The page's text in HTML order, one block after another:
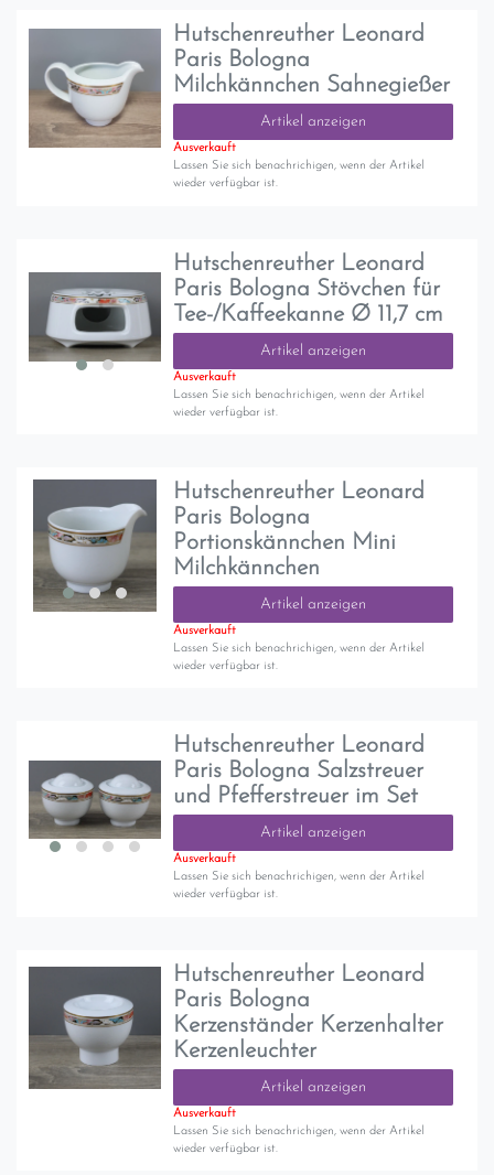
Hutschenreuther Leonard
Paris Bologna
Milchkännchen Sahnegießer
Artikel anzeigen
Ausverkauft
Lassen Sie sich benachrichigen, wenn der Artikel
wieder verfügbar ist.
Hutschenreuther Leonard
Paris Bologna Stövchen für
Tee-/Kaffeekanne Ø 11,7 cm
Artikel anzeigen
Ausverkauft
Lassen Sie sich benachrichigen, wenn der Artikel
wieder verfügbar ist.
Hutschenreuther Leonard
Paris Bologna
Portionskännchen Mini
Milchkännchen
Artikel anzeigen
Ausverkauft
Lassen Sie sich benachrichigen, wenn der Artikel
wieder verfügbar ist.
Hutschenreuther Leonard
Paris Bologna Salzstreuer
und Pfefferstreuer im Set
Artikel anzeigen
Ausverkauft
Lassen Sie sich benachrichigen, wenn der Artikel
wieder verfügbar ist.
Hutschenreuther Leonard
Paris Bologna
Kerzenständer Kerzenhalter
Kerzenleuchter
Artikel anzeigen
Ausverkauft
Lassen Sie sich benachrichigen, wenn der Artikel
wieder verfügbar ist.